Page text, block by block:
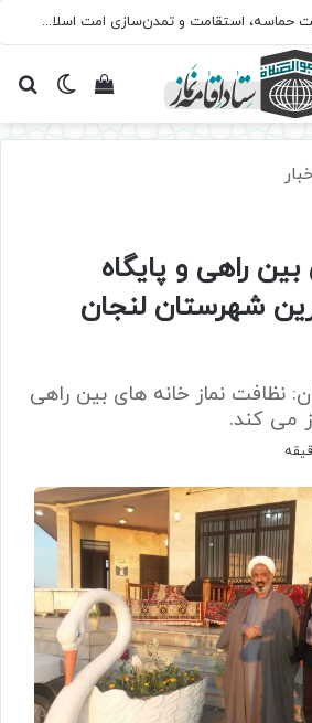
سروده‌ «اربعین»؛ روایت حماسه، استقامت و تمدن‌سازی امت اسلامی
تغییرمشاهده
راهی و پایگاه
شهرستان لنجان
نظافت نماز خانه های بین راهی
می کند.